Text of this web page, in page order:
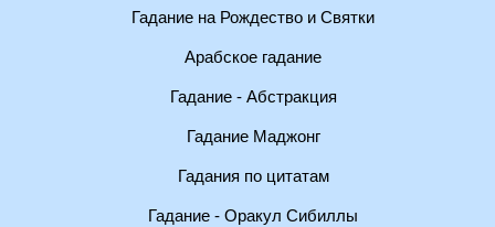
Гадание на Рождество и Святки
Арабское гадание
Гадание - Абстракция
Гадание Маджонг
Гадания по цитатам
Гадание - Оракул Сибиллы